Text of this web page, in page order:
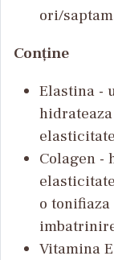
ori/
Conține
Elastina -
Colagen -
o
Vitamina